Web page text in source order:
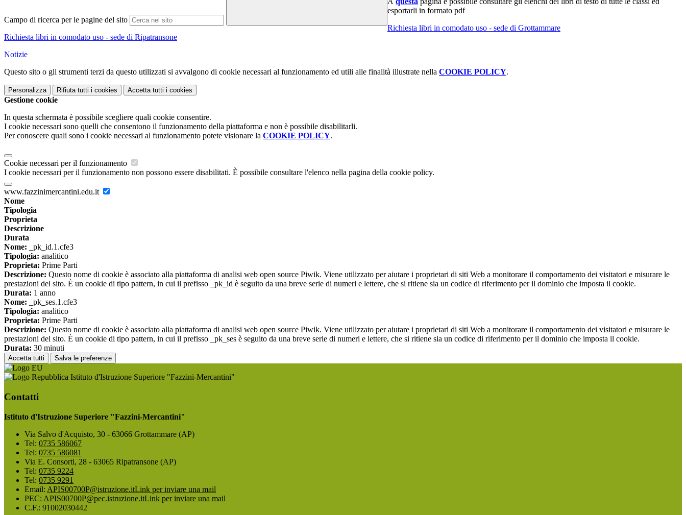
Campo di ricerca per le pagine del sito
esportarli in formato pdf
Richiesta libri in comodato uso - sede di Grottammare
Richiesta libri in comodato uso - sede di Ripatransone
Notizie
Questo sito o gli strumenti terzi da questo utilizzati si avvalgono di cookie necessari al funzionamento ed utili alle finalità illustrate nella COOKIE POLICY.
Personalizza Rifiuta tutti i cookies Accetta tutti i cookies
Gestione cookie
In questa schermata è possibile scegliere quali cookie consentire.
I cookie necessari sono quelli che consentono il funzionamento della piattaforma e non è possibile disabilitarli.
Per conoscere quali sono i cookie necessari al funzionamento potete visionare la COOKIE POLICY.
Cookie necessari per il funzionamento
I cookie necessari per il funzionamento non possono essere disabilitati. È possibile consultare l'elenco nella pagina della cookie policy.
www.fazzinimercantini.edu.it
Nome
Tipologia
Proprieta
Descrizione
Durata
Nome: _pk_id.1.cfe3
Tipologia: analitico
Proprieta: Prime Parti
Descrizione: Questo nome di cookie è associato alla piattaforma di analisi web open source Piwik. Viene utilizzato per aiutare i proprietari di siti Web a monitorare il comportamento dei visitatori e misurare le
prestazioni del sito. È un cookie di tipo pattern, in cui il prefisso _pk_id è seguito da una breve serie di numeri e lettere, che si ritiene sia un codice di riferimento per il dominio che imposta il cookie.
Durata: 1 anno
Nome: _pk_ses.1.cfe3
Tipologia: analitico
Proprieta: Prime Parti
Descrizione: Questo nome di cookie è associato alla piattaforma di analisi web open source Piwik. Viene utilizzato per aiutare i proprietari di siti Web a monitorare il comportamento dei visitatori e misurare le
prestazioni del sito. È un cookie di tipo pattern, in cui il prefisso _pk_ses è seguito da una breve serie di numeri e lettere, che si ritiene sia un codice di riferimento per il dominio che imposta il cookie.
Durata: 30 minuti
Accetta tutti Salva le preferenze
Istituto d'Istruzione Superiore "Fazzini-Mercantini"
Contatti
Istituto d'Istruzione Superiore "Fazzini-Mercantini"
Via Salvo d'Acquisto, 30 - 63066 Grottammare (AP)
Tel: 0735 586067
Tel: 0735 586081
Via E. Consorti, 28 - 63065 Ripatransone (AP)
Tel: 0735 9224
Tel: 0735 9291
Email: APIS00700P@istruzione.itLink per inviare una mail
PEC: APIS00700P@pec.istruzione.itLink per inviare una mail
C.F.: 91002030442